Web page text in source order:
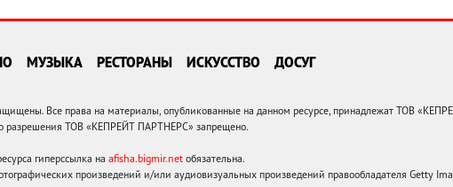
МУЗЫКА РЕСТОРАНЫ ИСКУССТВО ДОСУГ
Все права на материалы, опубликованные на данном ресурсе, принадлежат ТОВ
разрешения ТОВ «КЕПРЕЙТ ПАРТНЕРС» запрещено.
гиперссылка на afisha.bigmir.net обязательна.
произведений и/или аудиовизуальных произведений правообладателя Getty